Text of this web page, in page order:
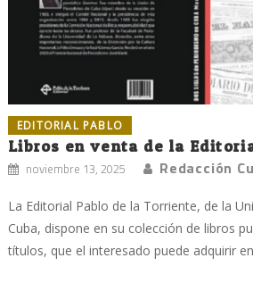
EDITORIAL PABLO
Libros en venta de la
noviembre 13, 2025 Redacción
La Editorial Pablo de la Torriente, de la
Cuba, dispone en su colección de libros
títulos, que el interesado puede adquirir